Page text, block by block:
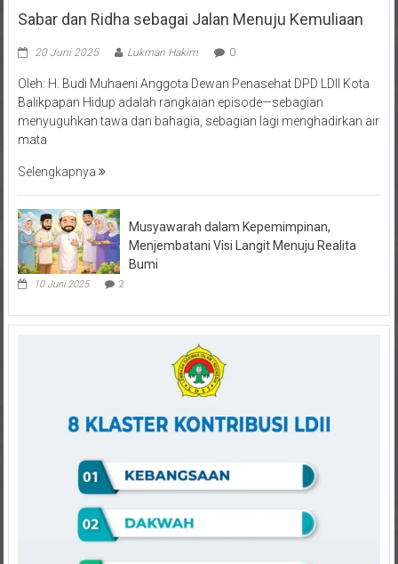
Sabar dan Ridha sebagai Jalan Menuju Kemuliaan
20 Juni 2025 Lukman Hakim 0
Oleh: H. Budi Muhaeni Anggota Dewan Penasehat DPD LDII Kota
Balikpapan Hidup adalah rangkaian episode—sebagian
menyuguhkan tawa dan bahagia, sebagian lagi menghadirkan air
mata
Selengkapnya
Musyawarah dalam Kepemimpinan,
Menjembatani Visi Langit Menuju Realita
Bumi
10 Juni 2025 2